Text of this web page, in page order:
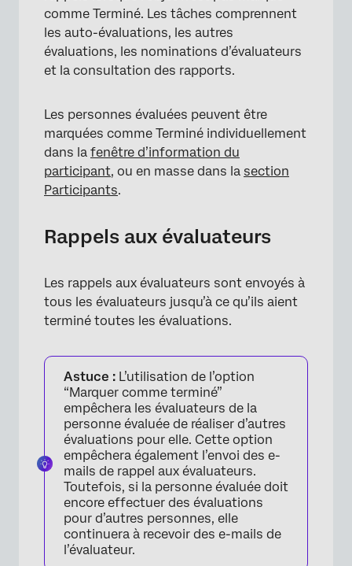
comme Terminé. Les tâches comprennent
les auto-évaluations, les autres
évaluations, les nominations d’évaluateurs
et la consultation des rapports.
Les personnes évaluées peuvent être
marquées comme Terminé individuellement
dans la fenêtre d’information du
participant, ou en masse dans la section
Participants.
Rappels aux évaluateurs
Les rappels aux évaluateurs sont envoyés à
tous les évaluateurs jusqu’à ce qu’ils aient
terminé toutes les évaluations.
Astuce : L’utilisation de l’option
“Marquer comme terminé”
empêchera les évaluateurs de la
personne évaluée de réaliser d’autres
évaluations pour elle. Cette option
empêchera également l’envoi des e-
mails de rappel aux évaluateurs.
Toutefois, si la personne évaluée doit
encore effectuer des évaluations
pour d’autres personnes, elle
continuera à recevoir des e-mails de
l’évaluateur.